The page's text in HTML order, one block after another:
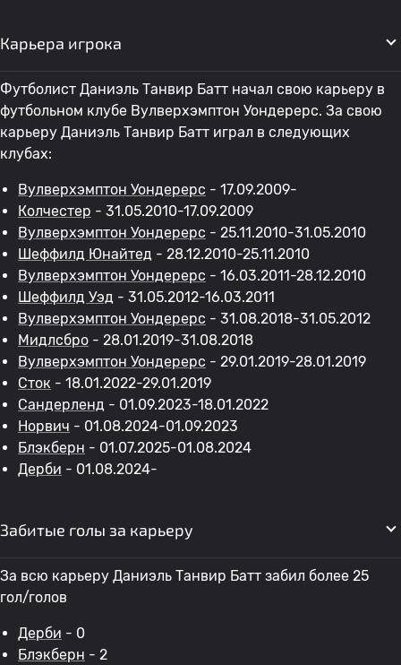
Карьера игрока
Футболист Даниэль Танвир Батт начал свою карьеру в
футбольном клубе Вулверхэмптон Уондерерс. За свою
карьеру Даниэль Танвир Батт играл в следующих
клубах:
Вулверхэмптон Уондерерс - 17.09.2009-
Колчестер - 31.05.2010-17.09.2009
Вулверхэмптон Уондерерс - 25.11.2010-31.05.2010
Шеффилд Юнайтед - 28.12.2010-25.11.2010
Вулверхэмптон Уондерерс - 16.03.2011-28.12.2010
Шеффилд Уэд - 31.05.2012-16.03.2011
Вулверхэмптон Уондерерс - 31.08.2018-31.05.2012
Мидлсбро - 28.01.2019-31.08.2018
Вулверхэмптон Уондерерс - 29.01.2019-28.01.2019
Сток - 18.01.2022-29.01.2019
Сандерленд - 01.09.2023-18.01.2022
Норвич - 01.08.2024-01.09.2023
Блэкберн - 01.07.2025-01.08.2024
Дерби - 01.08.2024-
Забитые голы за карьеру
За всю карьеру Даниэль Танвир Батт забил более 25
гол/голов
Дерби - 0
Блэкберн - 2